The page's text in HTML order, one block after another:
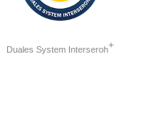
Duales System Interseroh+